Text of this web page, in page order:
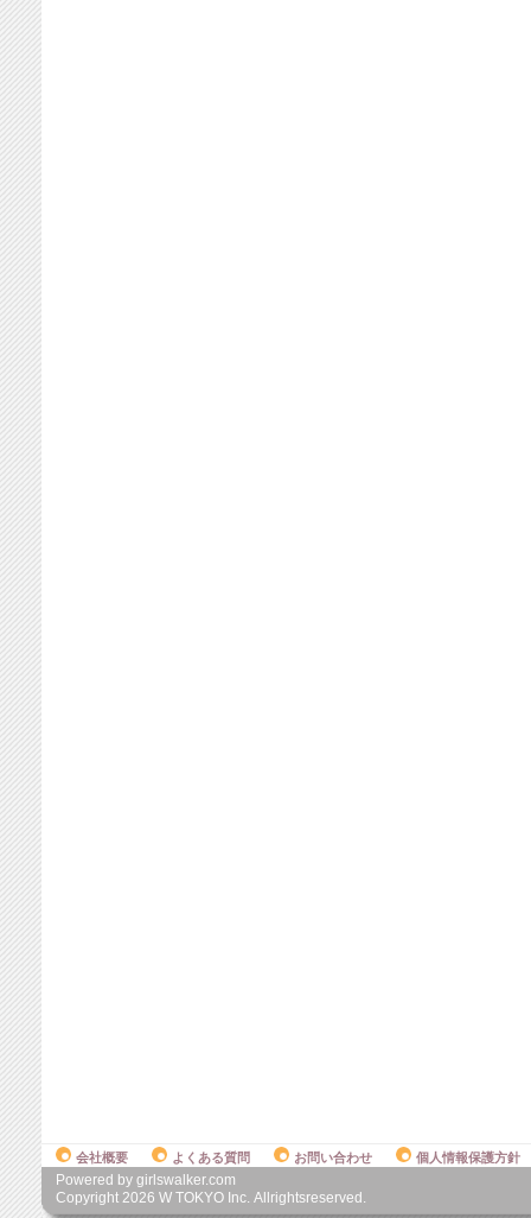
会社概要 よくある質問 お問い合わせ 個人情報保護方針
Powered by girlswalker.com
Copyright 2026 W TOKYO Inc. Allrightsreserved.